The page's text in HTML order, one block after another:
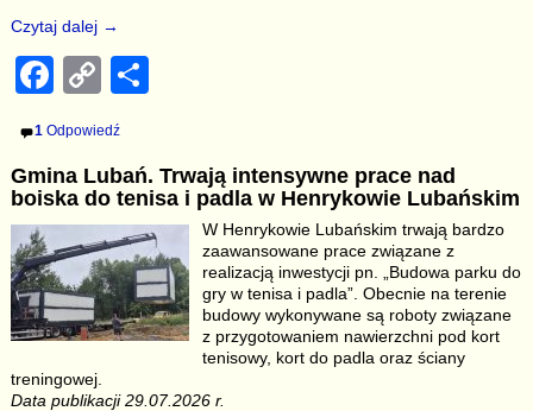
Czytaj dalej →
F
a
c
e
b
o
o
k
C
o
y
Li
n
k
e
1 Odpowiedź
Gmina Lubań. Trwają intensywne prace nad
boiska do tenisa i padla w Henrykowie Lubańskim
W Henrykowie Lubańskim trwają bardzo
zaawansowane prace związane z
realizacją inwestycji pn. „Budowa parku do
gry w tenisa i padla”. Obecnie na terenie
budowy wykonywane są roboty związane
z przygotowaniem nawierzchni pod kort
tenisowy, kort do padla oraz ściany
treningowej.
Data publikacji 29.07.2026 r.